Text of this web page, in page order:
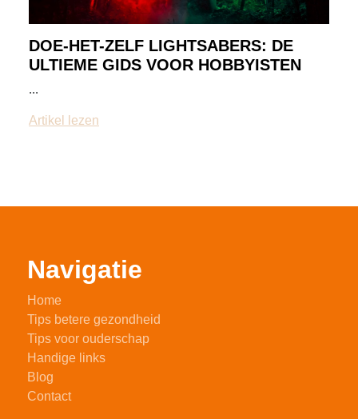
DOE-HET-ZELF LIGHTSABERS: DE
ULTIEME GIDS VOOR HOBBYISTEN
...
Artikel lezen
Navigatie
Home
Tips betere gezondheid
Tips voor ouderschap
Handige links
Blog
Contact